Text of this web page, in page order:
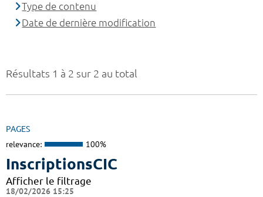
Résultats 1 à 2 sur 2 au total
PAGES
relevance: 100%
InscriptionsCIC
Afficher le filtrage
18/02/2026 15:25
Type de contenu
Date de dernière modification